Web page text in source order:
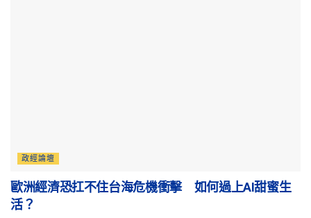
政經論壇
歐洲經濟恐扛不住台海危機衝擊 如何過上AI甜蜜生
活？